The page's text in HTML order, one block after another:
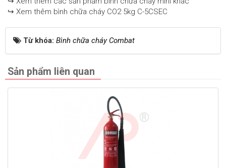
↪ Xem thêm bình chữa cháy CO2 5kg C-5CSEC
Từ khóa: Bình chữa cháy Combat
Sản phẩm liên quan